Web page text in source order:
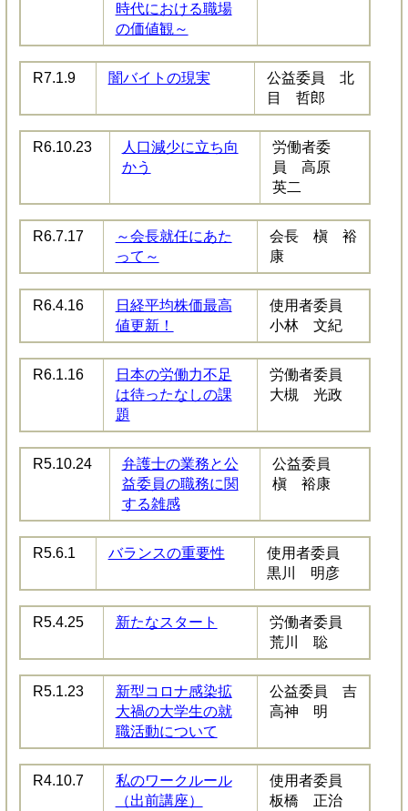
時代における職場
の価値観～
R7.1.9​ 闇バイトの現実
公益委員 北
目 哲郎
R6.10.23​
人口減少に立ち向
かう
労働者委
員 高原
英二
R6.7.17​
～会長就任にあた
って～
会長 槇 裕
康
R6.4.16​
日経平均株価最高
値更新！
使用者委員
小林 文紀
R6.1.16​
日本の労働力不足
は待ったなしの課
題
労働者委員
大槻 光政
R5.10.24
弁護士の業務と公
益委員の職務に関
する雑感
公益委員
槇 裕康
R5.6.1 バランスの重要性
使用者委員
黒川 明彦
R5.4.25 新たなスタート
労働者委員
荒川 聡
R5.1.23
新型コロナ感染拡
大禍の大学生の就
職活動について
公益委員 吉
高神 明
R4.10.7
私のワークルール
（出前講座）
使用者委員
板橋 正治